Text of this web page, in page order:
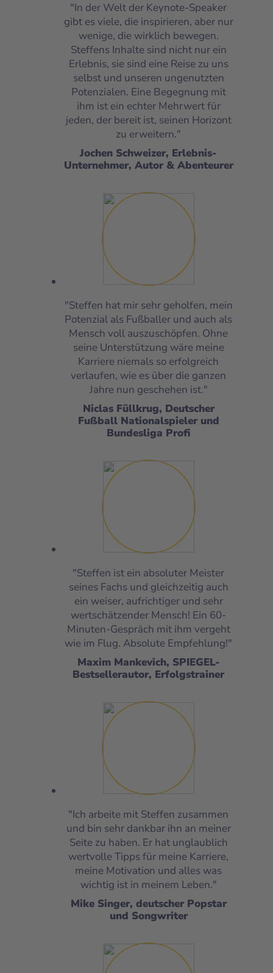
"In der Welt der Keynote-Speaker
gibt es viele, die inspirieren, aber nur
wenige, die wirklich bewegen.
Steffens Inhalte sind nicht nur ein
Erlebnis, sie sind eine Reise zu uns
selbst und unseren ungenutzten
Potenzialen. Eine Begegnung mit
ihm ist ein echter Mehrwert für
jeden, der bereit ist, seinen Horizont
zu erweitern."
Jochen Schweizer, Erlebnis-
Unternehmer, Autor & Abenteurer
"Steffen hat mir sehr geholfen, mein
Potenzial als Fußballer und auch als
Mensch voll auszuschöpfen. Ohne
seine Unterstützung wäre meine
Karriere niemals so erfolgreich
verlaufen, wie es über die ganzen
Jahre nun geschehen ist."
Niclas Füllkrug, Deutscher
Fußball Nationalspieler und
Bundesliga Profi
"Steffen ist ein absoluter Meister
seines Fachs und gleichzeitig auch
ein weiser, aufrichtiger und sehr
wertschätzender Mensch! Ein 60-
Minuten-Gespräch mit ihm vergeht
wie im Flug. Absolute Empfehlung!"
Maxim Mankevich, SPIEGEL-
Bestsellerautor, Erfolgstrainer
"Ich arbeite mit Steffen zusammen
und bin sehr dankbar ihn an meiner
Seite zu haben. Er hat unglaublich
wertvolle Tipps für meine Karriere,
meine Motivation und alles was
wichtig ist in meinem Leben."
Mike Singer, deutscher Popstar
und Songwriter